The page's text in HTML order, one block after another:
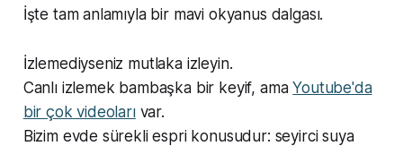
İşte tam anlamıyla bir mavi okyanus dalgası.
İzlemediyseniz mutlaka izleyin.
Canlı izlemek bambaşka bir keyif, amaYoutube'da
bir çok videolarıvar.
Bizim evde sürekli espri konusudur: seyirci suya